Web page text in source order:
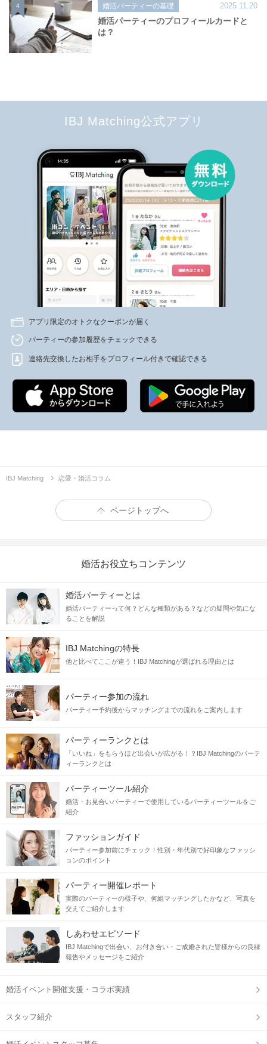
4 婚活パーティーの基礎 2025.11.20
婚活パーティーのプロフィールカードと
は？
IBJ Matching公式アプリ
アプリ限定のオトクなクーポンが届く
パーティーの参加履歴をチェックできる
連絡先交換したお相手をプロフィール付きで確認できる
IBJ Matching 恋愛・婚活コラム
ページトップへ
婚活お役立ちコンテンツ
婚活パーティーとは
婚活パーティーって何？どんな種類がある？などの疑問や気にな
ることを解説
IBJ Matchingの特長
他と比べてここが違う！IBJ Matchingが選ばれる理由とは
パーティー参加の流れ
パーティー予約後からマッチングまでの流れをご案内します
パーティーランクとは
「いいね」をもらうほど出会いが広がる！？IBJ Matchingのパーテ
ィーランクとは
パーティーツール紹介
婚活・お見合いパーティーで使用しているパーティーツールをご
紹介
ファッションガイド
パーティー参加前にチェック！性別・年代別で好印象なファッシ
ョンのポイント
パーティー開催レポート
実際のパーティーの様子や、何組マッチングしたかなど、写真を
交えてご紹介します
しあわせエピソード
IBJ Matchingで出会い、お付き合い・ご成婚された皆様からの良縁
報告やメッセージをご紹介
婚活イベント開催支援・コラボ実績
スタッフ紹介